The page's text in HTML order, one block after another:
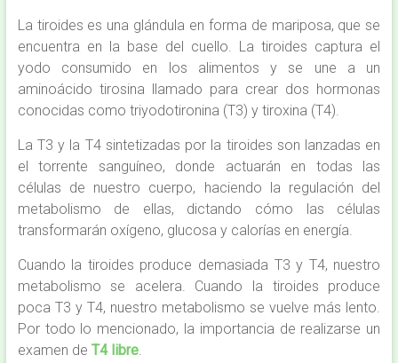
La tiroides es una glándula en forma de mariposa, que se
encuentra en la base del cuello. La tiroides captura el
yodo consumido en los alimentos y se une a un
aminoácido tirosina llamado para crear dos hormonas
conocidas como triyodotironina (T3) y tiroxina (T4).
La T3 y la T4 sintetizadas por la tiroides son lanzadas en
el torrente sanguíneo, donde actuarán en todas las
células de nuestro cuerpo, haciendo la regulación del
metabolismo de ellas, dictando cómo las células
transformarán oxígeno, glucosa y calorías en energía.
Cuando la tiroides produce demasiada T3 y T4, nuestro
metabolismo se acelera. Cuando la tiroides produce
poca T3 y T4, nuestro metabolismo se vuelve más lento.
Por todo lo mencionado, la importancia de realizarse un
examen de T4 libre.